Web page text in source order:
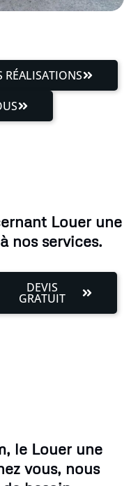
RÉALISATIONS
Louer une
nos services.
DEVIS
GRATUIT
le Louer une
vous, nous